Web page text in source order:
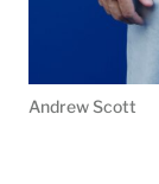
Andrew Scott